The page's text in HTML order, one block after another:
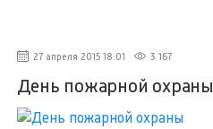
27 апреля 2015 18:01 3 167
День пожарной охраны